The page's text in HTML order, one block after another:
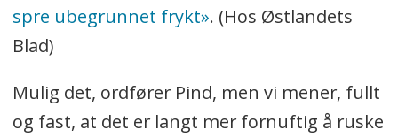
spre ubegrunnet frykt». (Hos Østlandets
Blad)
Mulig det, ordfører Pind, men vi mener, fullt
og fast, at det er langt mer fornuftig å ruske